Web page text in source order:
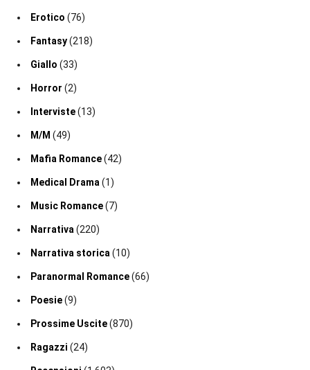
Erotico (76)
Fantasy(218)
Giallo (33)
Horror (2)
Interviste(13)
M/M (49)
Mafia Romance(42)
Medical Drama (1)
Music Romance(7)
Narrativa (220)
Narrativa storica (10)
Paranormal Romance(66)
Poesie(9)
Prossime Uscite(870)
Ragazzi (24)